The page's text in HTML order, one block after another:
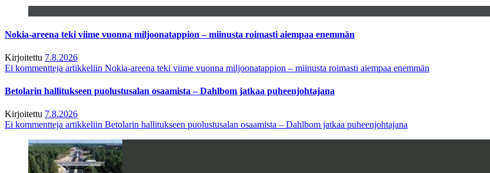
Nokia-areena teki viime vuonna miljoonatappion – miinusta roimasti aiempaa enemmän
Kirjoitettu 7.8.2026
Ei kommentteja artikkeliin Nokia-areena teki viime vuonna miljoonatappion – miinusta roimasti aiempaa enemmän
Betolarin hallitukseen puolustusalan osaamista – Dahlbom jatkaa puheenjohtajana
Kirjoitettu 7.8.2026
Ei kommentteja artikkeliin Betolarin hallitukseen puolustusalan osaamista – Dahlbom jatkaa puheenjohtajana